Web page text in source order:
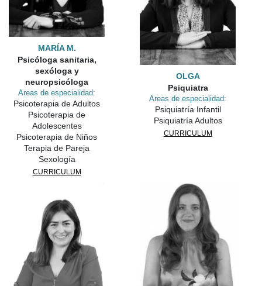
MARÍA M.
Psicóloga sanitaria,
sexóloga y
neuropsicóloga
Areas de especialidad:
Psicoterapia de Adultos
Psicoterapia de
Adolescentes
Psicoterapia de Niños
Terapia de Pareja
Sexología
CURRICULUM
OLGA
Psiquiatra
Areas de especialidad:
Psiquiatría Infantil
Psiquiatría Adultos
CURRICULUM